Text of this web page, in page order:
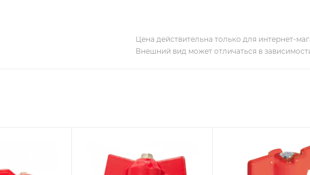
Цена действительна только для интернет-
Внешний вид может отличаться в